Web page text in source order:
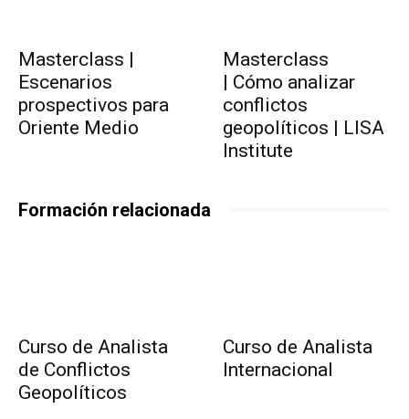
Masterclass |
Escenarios
prospectivos para
Oriente Medio
Masterclass
| Cómo analizar
conflictos
geopolíticos | LISA
Institute
Formación relacionada
Curso de Analista
de Conflictos
Geopolíticos
Curso de Analista
Internacional